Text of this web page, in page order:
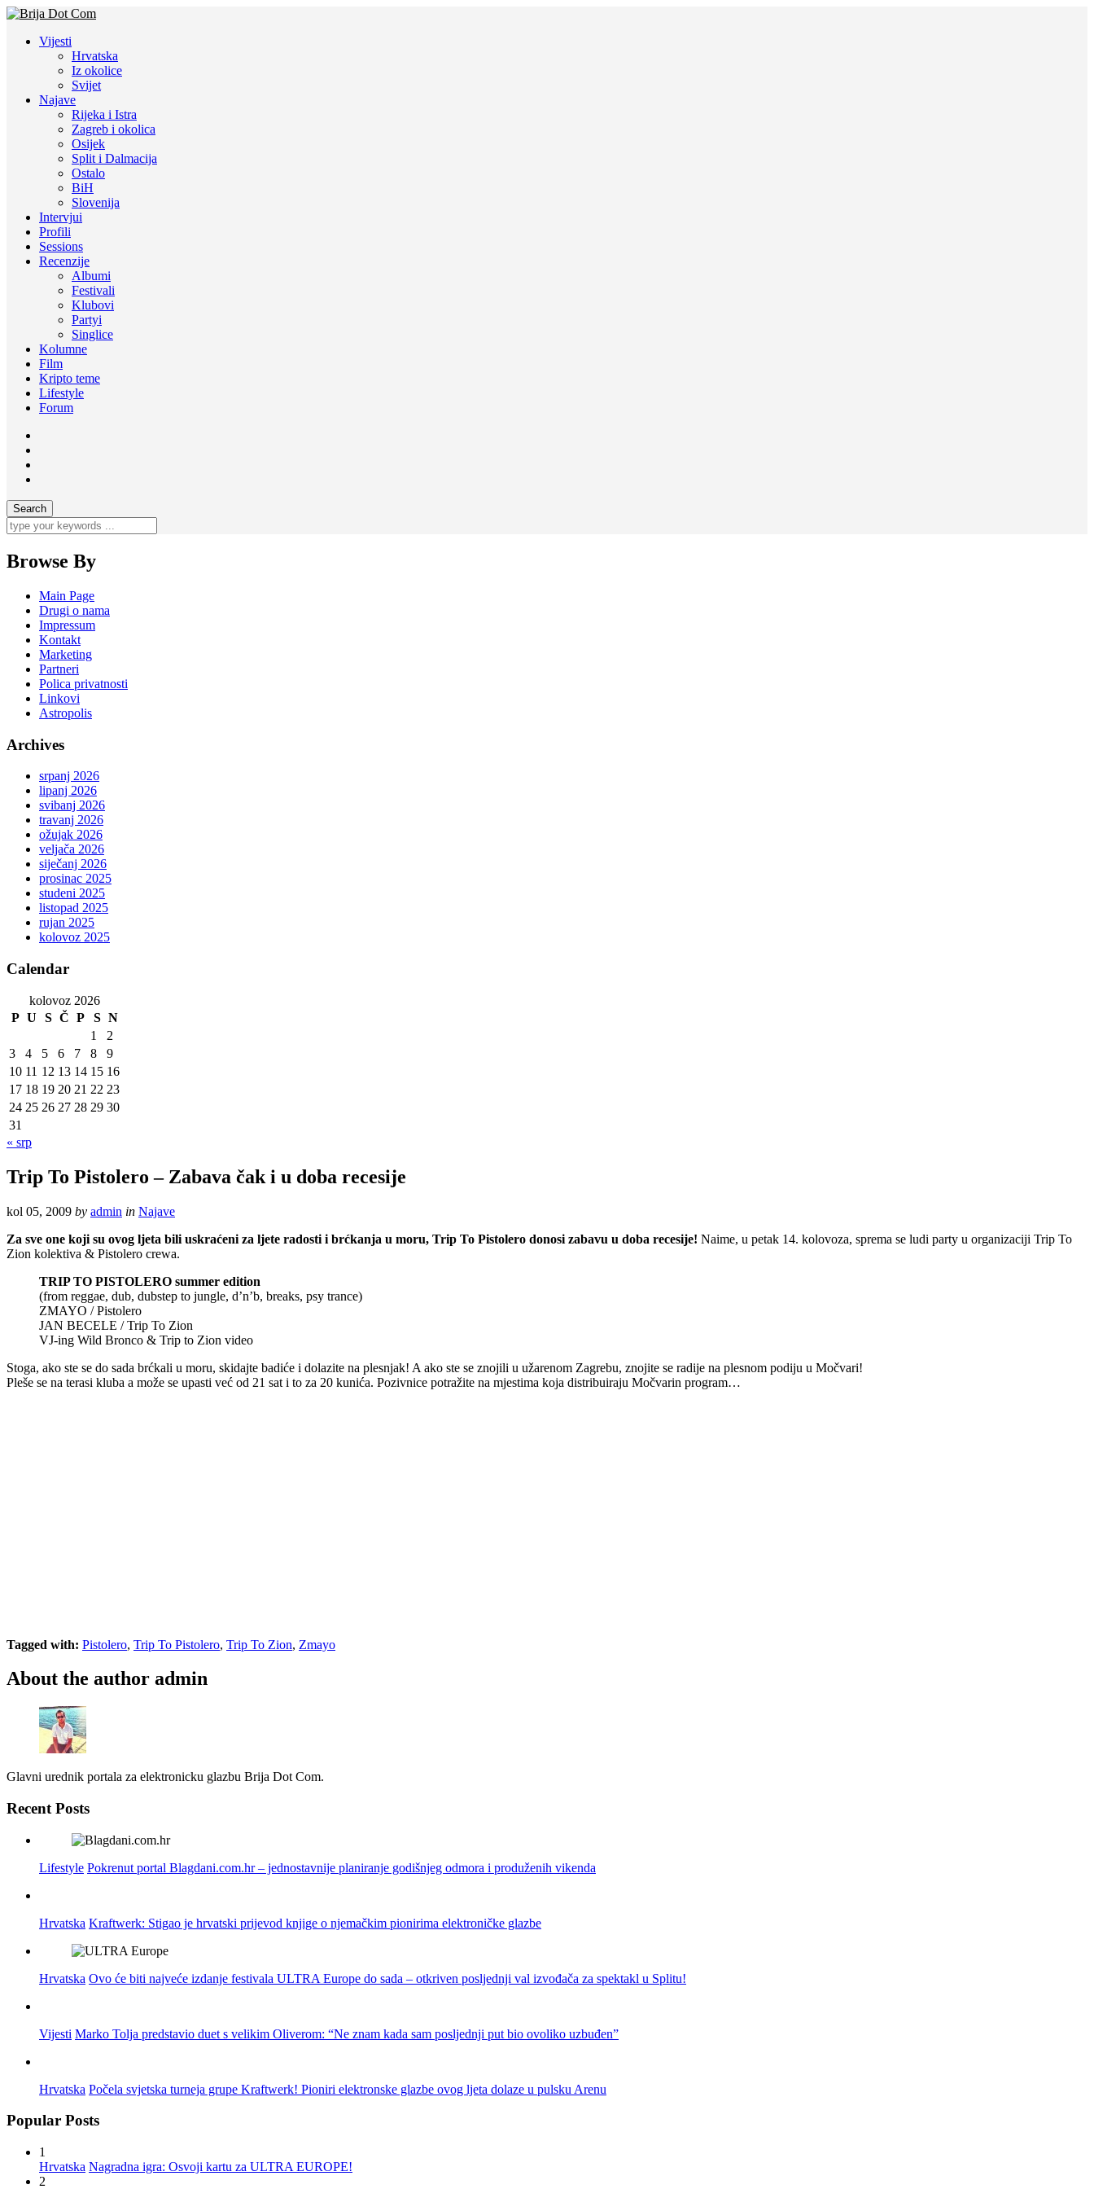
Vijesti
Hrvatska
Iz okolice
Svijet
Najave
Rijeka i Istra
Zagreb i okolica
Osijek
Split i Dalmacija
Ostalo
BiH
Slovenija
Intervjui
Profili
Sessions
Recenzije
Albumi
Festivali
Klubovi
Partyi
Singlice
Kolumne
Film
Kripto teme
Lifestyle
Forum
Browse By
Main Page
Drugi o nama
Impressum
Kontakt
Marketing
Partneri
Polica privatnosti
Linkovi
Astropolis
Archives
srpanj 2026
lipanj 2026
svibanj 2026
travanj 2026
ožujak 2026
veljača 2026
siječanj 2026
prosinac 2025
studeni 2025
listopad 2025
rujan 2025
kolovoz 2025
Calendar
kolovoz 2026
P U S Č P S N
1
2
3
4 5 6 7 8
9
10 11 12 13 14 15 16
17 18 19 20 21 22 23
24 25 26 27 28 29 30
31
« srp
Trip To Pistolero – Zabava čak i u doba recesije
kol 05, 2009 by admin in Najave
Za sve one koji su ovog ljeta bili uskraćeni za ljete radosti i brćkanja u moru, Trip To Pistolero donosi zabavu u doba recesije! Naime, u petak 14. kolovoza, sprema se ludi party u organizaciji Trip To
Zion kolektiva & Pistolero crewa.
TRIP TO PISTOLERO summer edition
(from reggae, dub, dubstep to jungle, d’n’b, breaks, psy trance)
ZMAYO / Pistolero
JAN BECELE / Trip To Zion
VJ-ing Wild Bronco & Trip to Zion video
Stoga, ako ste se do sada brćkali u moru, skidajte badiće i dolazite na plesnjak! A ako ste se znojili u užarenom Zagrebu, znojite se radije na plesnom podiju u Močvari!
Pleše se na terasi kluba a može se upasti već od 21 sat i to za 20 kunića. Pozivnice potražite na mjestima koja distribuiraju Močvarin program…
Tagged with: Pistolero, Trip To Pistolero, Trip To Zion, Zmayo
About the author admin
Glavni urednik portala za elektronicku glazbu Brija Dot Com.
Recent Posts
Lifestyle Pokrenut portal Blagdani.com.hr – jednostavnije planiranje godišnjeg odmora i produženih vikenda
Hrvatska Kraftwerk: Stigao je hrvatski prijevod knjige o njemačkim pionirima elektroničke glazbe
Hrvatska Ovo će biti najveće izdanje festivala ULTRA Europe do sada – otkriven posljednji val izvođača za spektakl u Splitu!
Vijesti Marko Tolja predstavio duet s velikim Oliverom: “Ne znam kada sam posljednji put bio ovoliko uzbuđen”
Hrvatska Počela svjetska turneja grupe Kraftwerk! Pioniri elektronske glazbe ovog ljeta dolaze u pulsku Arenu
Popular Posts
1
Hrvatska Nagradna igra: Osvoji kartu za ULTRA EUROPE!
2